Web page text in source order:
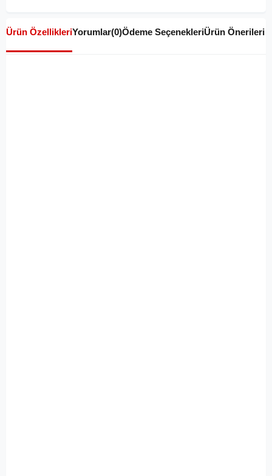
Ürün ÖzellikleriYorumlar(0)Ödeme SeçenekleriÜrün Önerileri